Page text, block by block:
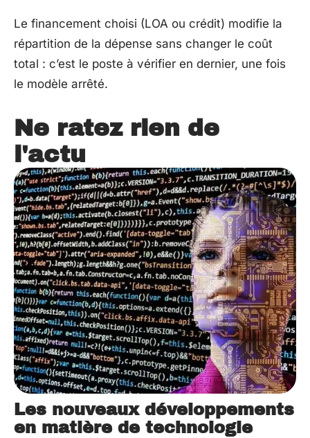
Le financement choisi (LOA ou crédit) modifie la
répartition de la dépense sans changer le coût
total : c’est le poste à vérifier en dernier, une fois
le modèle arrêté.
Ne ratez rien de
l'actu
Les nouveaux développements
en matière de technologie